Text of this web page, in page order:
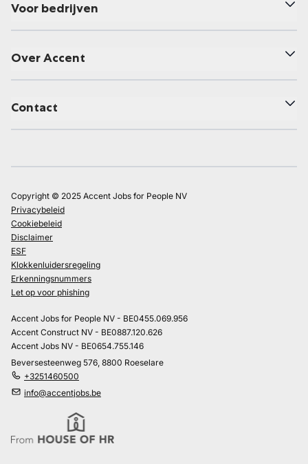
Voor bedrijven
Over Accent
Contact
Copyright © 2025 Accent Jobs for People NV
Privacybeleid
Cookiebeleid
Disclaimer
ESF
Klokkenluidersregeling
Erkenningsnummers
Let op voor phishing
Accent Jobs for People NV - BE0455.069.956
Accent Construct NV - BE0887.120.626
Accent Jobs NV - BE0654.755.146
Beversesteenweg 576, 8800 Roeselare
+3251460500
info@accentjobs.be